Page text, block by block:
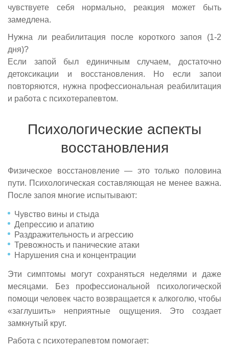
чувствуете себя нормально, реакция может быть
замедлена.
Нужна ли реабилитация после короткого запоя (1-2
дня)?
Если запой был единичным случаем, достаточно
детоксикации и восстановления. Но если запои
повторяются, нужна профессиональная реабилитация
и работа с психотерапевтом.
Психологические аспекты
восстановления
Физическое восстановление — это только половина
пути. Психологическая составляющая не менее важна.
После запоя многие испытывают:
Чувство вины и стыда
Депрессию и апатию
Раздражительность и агрессию
Тревожность и панические атаки
Нарушения сна и концентрации
Эти симптомы могут сохраняться неделями и даже
месяцами. Без профессиональной психологической
помощи человек часто возвращается к алкоголю, чтобы
«заглушить» неприятные ощущения. Это создает
замкнутый круг.
Работа с психотерапевтом помогает: